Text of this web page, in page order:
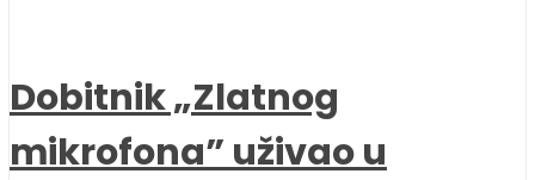
Dobitnik „Zlatnog
mikrofona” uživao u